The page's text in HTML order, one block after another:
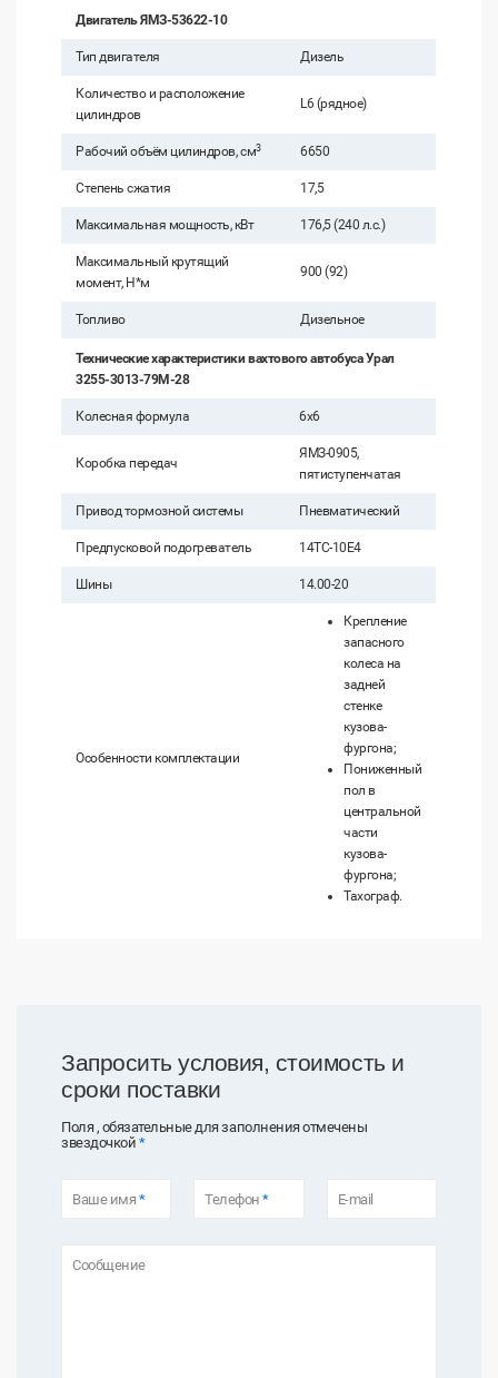
Двигатель ЯМЗ-53622-10
Тип двигателя Дизель
Количество и расположение
цилиндров
L6 (рядное)
Рабочий объём цилиндров, см3 6650
Степень сжатия 17,5
Максимальная мощность, кВт 176,5 (240 л.с.)
Максимальный крутящий
момент, Н*м
900 (92)
Топливо Дизельное
Технические характеристики вахтового автобуса Урал
3255-3013-79М-28
Колесная формула 6х6
Коробка передач
ЯМЗ-0905,
пятиступенчатая
Привод тормозной системы Пневматический
Предпусковой подогреватель 14ТС-10Е4
Шины 14.00-20
Особенности комплектации
Крепление
запасного
колеса на
задней
стенке
кузова-
фургона;
Пониженный
пол в
центральной
части
кузова-
фургона;
Тахограф.
Запросить условия, стоимость и
сроки поставки
Поля , обязательные для заполнения отмечены
звездочкой *
Ваше имя * Телефон* E-mail
Сообщение